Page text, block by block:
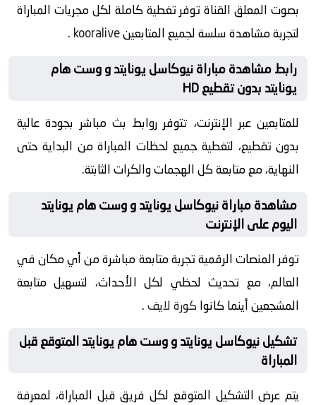
بصوت المعلق القناة توفر تغطية كاملة لكل مجريات المباراة
لتجربة مشاهدة سلسة لجميع المتابعينkooralive
.
رابط مشاهدة مباراة نيوكاسل يونايتد و وست هام
يونايتد بدون تقطيع HD
للمتابعين عبر الإنترنت، تتوفر روابط بث مباشر بجودة عالية
بدون تقطيع، لتغطية جميع لحظات المباراة من البداية حتى
النهاية، مع متابعة كل الهجمات والكرات الثابتة.
مشاهدة مباراة نيوكاسل يونايتد و وست هام يونايتد
اليوم على الإنترنت
توفر المنصات الرقمية تجربة متابعة مباشرة من أي مكان في
العالم، مع تحديث لحظي لكل الأحداث، لتسهيل متابعة
المشجعين أينما كانواكورة لايف.
تشكيل نيوكاسل يونايتد و وست هام يونايتد المتوقع قبل
المباراة
يتم عرض التشكيل المتوقع لكل فريق قبل المباراة، لمعرفة